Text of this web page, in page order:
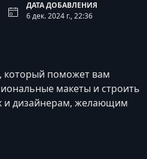
ДАТА ДОБАВЛЕНИЯ
6 дек. 2024 г., 22:36
, который поможет вам
макеты и строить
и дизайнерам, желающим